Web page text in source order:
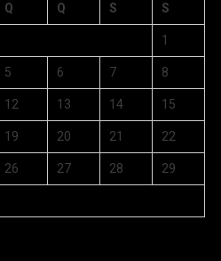
Q Q S S
1
5 6 7 8
12 13 14 15
19 20 21 22
26 27 28 29